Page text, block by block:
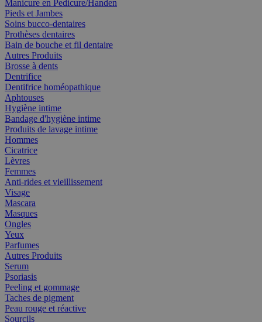
Manicure en Pedicure/Handen
Pieds et Jambes
Soins bucco-dentaires
Prothèses dentaires
Bain de bouche et fil dentaire
Autres Produits
Brosse à dents
Dentrifice
Dentifrice homéopathique
Aphtouses
Hygiène intime
Bandage d'hygiène intime
Produits de lavage intime
Hommes
Cicatrice
Lèvres
Femmes
Anti-rides et vieillissement
Visage
Mascara
Masques
Ongles
Yeux
Parfumes
Autres Produits
Serum
Psoriasis
Peeling et gommage
Taches de pigment
Peau rouge et réactive
Sourcils